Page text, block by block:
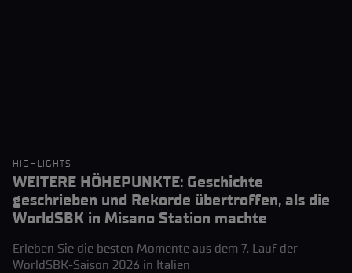
HIGHLIGHTS
WEITERE HÖHEPUNKTE: Geschichte
geschrieben und Rekorde übertroffen, als die
WorldSBK in Misano Station machte
Erleben Sie die besten Momente aus dem 7. Lauf der
WorldSBK-Saison 2026 in Italien